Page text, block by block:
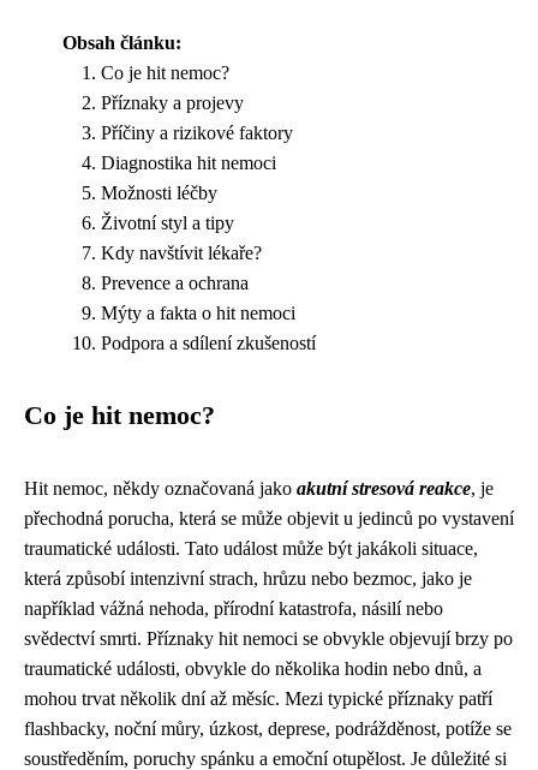
Obsah článku:
Co je hit nemoc?
Příznaky a projevy
Příčiny a rizikové faktory
Diagnostika hit nemoci
Možnosti léčby
Životní styl a tipy
Kdy navštívit lékaře?
Prevence a ochrana
Mýty a fakta o hit nemoci
Podpora a sdílení zkušeností
Co je hit nemoc?
Hit nemoc, někdy označovaná jako akutní stresová reakce, je
přechodná porucha, která se může objevit u jedinců po vystavení
traumatické události. Tato událost může být jakákoli situace,
která způsobí intenzivní strach, hrůzu nebo bezmoc, jako je
například vážná nehoda, přírodní katastrofa, násilí nebo
svědectví smrti. Příznaky hit nemoci se obvykle objevují brzy po
traumatické události, obvykle do několika hodin nebo dnů, a
mohou trvat několik dní až měsíc. Mezi typické příznaky patří
flashbacky, noční můry, úzkost, deprese, podrážděnost, potíže se
soustředěním, poruchy spánku a emoční otupělost. Je důležité si